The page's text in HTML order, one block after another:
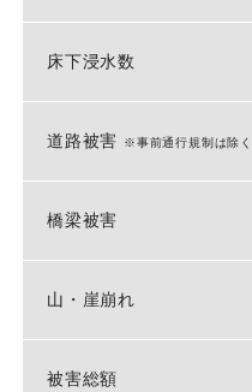
床下浸水数
道路被害 ※事前通行規制は除く
橋梁被害
山・崖崩れ
被害総額